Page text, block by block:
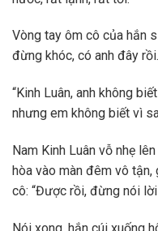
Vòng tay ôm cô của hắn
đừng khóc, có anh đây
“Kinh Luân, anh không
nhưng em không biết vì
Nam Kinh Luân vỗ nhẹ
hòa vào màn đêm vô
cô: “Được rồi, đừng nói